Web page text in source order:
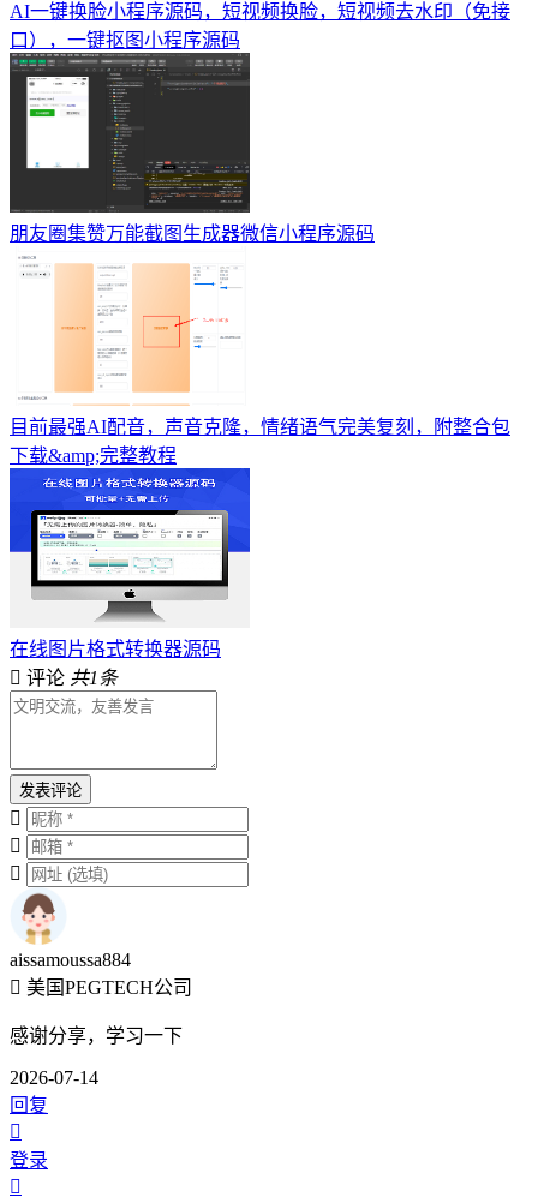
AI一键换脸小程序源码，短视频换脸，短视频去水印（免接
口），一键抠图小程序源码
朋友圈集赞万能截图生成器微信小程序源码
目前最强AI配音，声音克隆，情绪语气完美复刻，附整合包
下载&amp;完整教程
在线图片格式转换器源码
评论 共1条
发表评论
aissamoussa884
美国PEGTECH公司
感谢分享，学习一下
2026-07-14
回复
登录